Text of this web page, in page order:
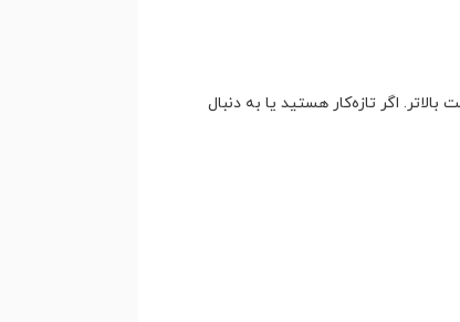
اگر تازه‌کار هستید یا به دنبال